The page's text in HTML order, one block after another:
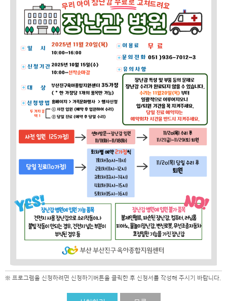
※ 프로그램을 신청하려면 신청하기버튼을 클릭한 후 신청서를 작성해 주시기 바랍니다.